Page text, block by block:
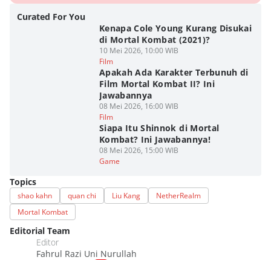
Curated For You
Kenapa Cole Young Kurang Disukai
di Mortal Kombat (2021)?
10 Mei 2026, 10:00 WIB
Film
Apakah Ada Karakter Terbunuh di
Film Mortal Kombat II? Ini
Jawabannya
08 Mei 2026, 16:00 WIB
Film
Siapa Itu Shinnok di Mortal
Kombat? Ini Jawabannya!
08 Mei 2026, 15:00 WIB
Game
Topics
shao kahn quan chi Liu Kang
NetherRealm
Mortal Kombat
Editorial Team
Editor
Fahrul Razi Uni Nurullah